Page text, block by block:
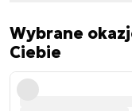
Wybrane
Ciebie